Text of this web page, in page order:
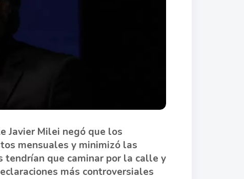
Javier Milei negó que los
mensuales y minimizó las
tendrían que caminar por la calle y
más controversiales